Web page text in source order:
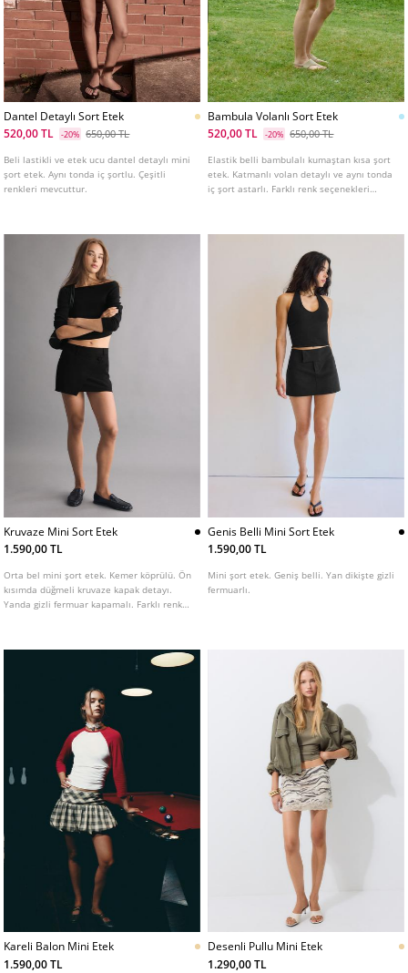
Dantel Detaylı Sort Etek
520,00 TL
-20% 650,00 TL
Beli lastikli ve etek ucu dantel detaylı mini
şort etek. Aynı tonda iç şortlu. Çeşitli
renkleri mevcuttur.
Bambula Volanlı Sort Etek
520,00 TL
-20% 650,00 TL
Elastik belli bambulalı kumaştan kısa şort
etek. Katmanlı volan detaylı ve aynı tonda
iç şort astarlı. Farklı renk seçenekleri
Kruvaze Mini Sort Etek
1.590,00 TL
Orta bel mini şort etek. Kemer köprülü. Ön
kısımda düğmeli kruvaze kapak detayı.
Yanda gizli fermuar kapamalı. Farklı renk
Genis Belli Mini Sort Etek
1.590,00 TL
Mini şort etek. Geniş belli. Yan dikişte gizli
fermuarlı.
Kareli Balon Mini Etek
1.590,00 TL
Desenli Pullu Mini Etek
1.290,00 TL